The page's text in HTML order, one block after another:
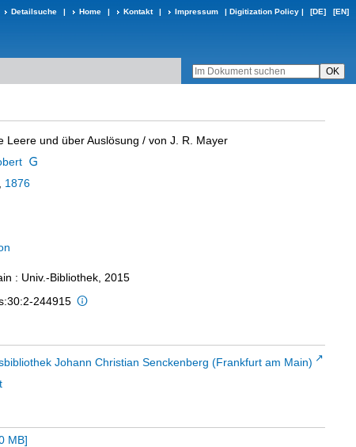
Detailsuche | Home | Kontakt | Impressum | Digitization Policy | [DE] [EN]
Leere und über Auslösung / von J. R. Mayer
1876
: Univ.-Bibliothek, 2015
244915
Johann Christian Senckenberg (Frankfurt am Main)
MB]